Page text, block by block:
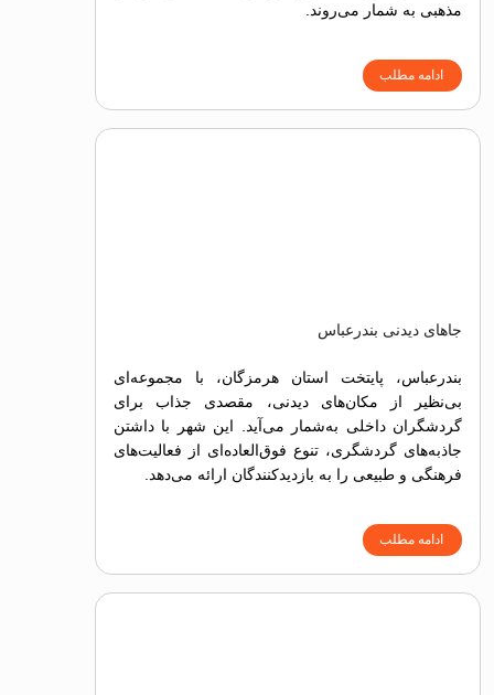
مذهبی به شمار می‌روند.
ادامه مطلب
جاهای دیدنی بندرعباس
بندرعباس، پایتخت استان هرمزگان، با مجموعه‌ای
بی‌نظیر از مکان‌های دیدنی، مقصدی جذاب برای
گردشگران داخلی به‌شمار می‌آید. این شهر با داشتن
جاذبه‌های گردشگری، تنوع فوق‌العاده‌ای از فعالیت‌های
فرهنگی و طبیعی را به بازدیدکنندگان ارائه می‌دهد.
ادامه مطلب